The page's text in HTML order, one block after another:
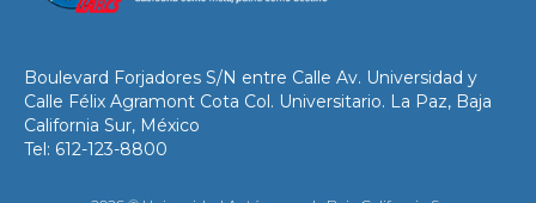
Boulevard Forjadores S/N entre Calle Av. Universidad y
Calle Félix Agramont Cota Col. Universitario. La Paz, Baja
California Sur, México
Tel: 612-123-8800